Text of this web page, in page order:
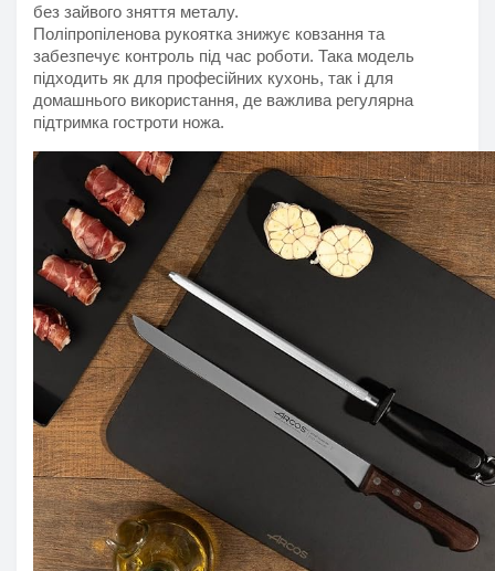
без зайвого зняття металу.
Поліпропіленова рукоятка знижує ковзання та
забезпечує контроль під час роботи. Така модель
підходить як для професійних кухонь, так і для
домашнього використання, де важлива регулярна
підтримка гостроти ножа.